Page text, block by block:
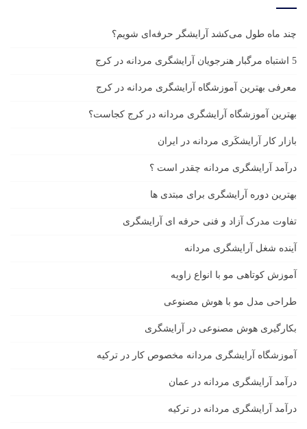
چند ماه طول می‌کشد آرایشگر حرفه‌ای شویم؟
5 اشتباه مرگبار هنرجویان آرایشگری مردانه در کرج
معرفی بهترین آموزشگاه آرایشگری مردانه در کرج
بهترین آموزشگاه آرایشگری مردانه در کرج کجاست؟
بازار كار آرايشكَرى مردانه در ايران
درآمد آرایشگری مردانه چقدر است ؟
بهترین دوره آرایشگری برای مبتدی ها
تفاوت مدرک آزاد و فنی حرفه ای آرایشگری
آینده شغل آرایشگری مردانه
آموزش کوتاهی مو با انواع زاویه
طراحی مدل مو با هوش مصنوعی
بکارگیری هوش مصنوعی در آرایشگری
آموزشگاه آرایشگری مردانه مخصوص کار در ترکیه
درآمد آرایشگری مردانه در عمان
درآمد آرایشگری مردانه در ترکیه